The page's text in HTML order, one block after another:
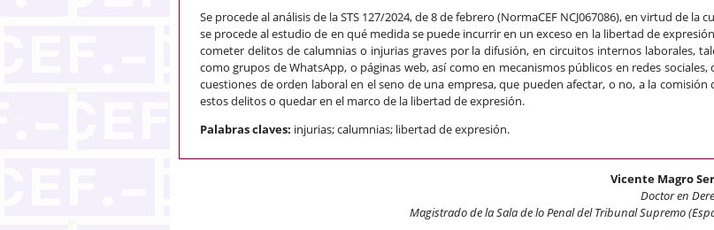
Se procede al análisis de la STS 127/2024, de 8 de febrero (NormaCEF NCJ067086), en virtud de la
se procede al estudio de en qué medida se puede incurrir en un exceso en la libertad de
cometer delitos de calumnias o injurias graves por la difusión, en circuitos internos laborales,
como grupos de WhatsApp, o páginas web, así como en mecanismos públicos en redes sociales,
cuestiones de orden laboral en el seno de una empresa, que pueden afectar, o no, a la comisión
estos delitos o quedar en el marco de la libertad de expresión.
Palabras claves: injurias; calumnias; libertad de expresión.
Vicente Magro
Doctor en
Magistrado de la Sala de lo Penal del Tribunal Supremo